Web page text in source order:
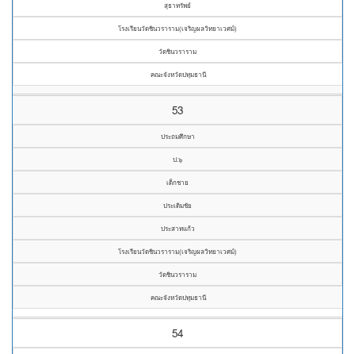
สุธาทรัพย์
โรงเรียนวัดชินวราราม(เจริญผลวิทยาเวศม์)
วัดชินวราราม
คณะจังหวัดปทุมธานี
53
ประถมศึกษา
ป.๖
เด็กชาย
ประเดิมชัย
ประสาทแก้ว
โรงเรียนวัดชินวราราม(เจริญผลวิทยาเวศม์)
วัดชินวราราม
คณะจังหวัดปทุมธานี
54